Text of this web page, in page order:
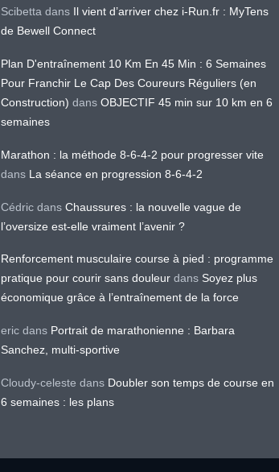
Scibetta dans Il vient d’arriver chez i-Run.fr : MyTens
de Bewell Connect
Plan D'entraînement 10 Km En 45 Min : 6 Semaines
Pour Franchir Le Cap Des Coureurs Réguliers (en
Construction) dans OBJECTIF 45 min sur 10 km en 6
semaines
Marathon : la méthode 8-6-4-2 pour progresser vite
dans La séance en progression 8-6-4-2
Cédric dans Chaussures : la nouvelle vague de
l’oversize est-elle vraiment l’avenir ?
Renforcement musculaire course à pied : programme
pratique pour courir sans douleur dans Soyez plus
économique grâce à l’entraînement de la force
eric dans Portrait de marathonienne : Barbara
Sanchez, multi-sportive
Cloudy-celeste dans Doubler son temps de course en
6 semaines : les plans